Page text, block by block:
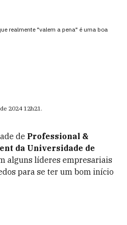
realmente "valem a pena" é uma boa
2024 12h21.
de Professional &
da Universidade de
alguns líderes empresariais
para se ter um bom início